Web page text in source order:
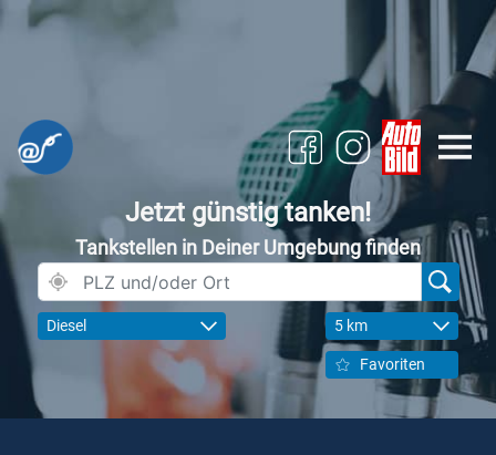
Jetzt günstig tanken!
Tankstellen in Deiner Umgebung finden
Diesel 5 km
Favoriten